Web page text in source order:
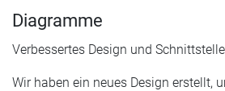
Diagramme
Verbessertes Design und Schnittstelle
Wir haben ein neues Design erstellt,